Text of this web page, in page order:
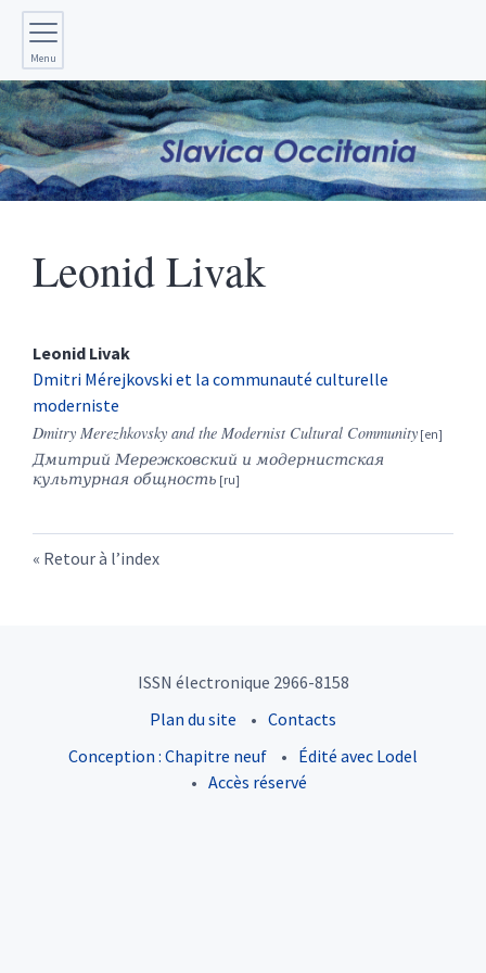
Menu
LeonidLivak
Leonid Livak
Dmitri Mérejkovski et la communauté culturelle
moderniste
Dmitry Merezhkovsky and the Modernist Cultural Community
Дмитрий Мережковский и модернистская
культурная общность
Retour à l’index
ISSN électronique 2966-8158
Plan du site
Contacts
Conception : Chapitre neuf
Édité avec Lodel
Accès réservé